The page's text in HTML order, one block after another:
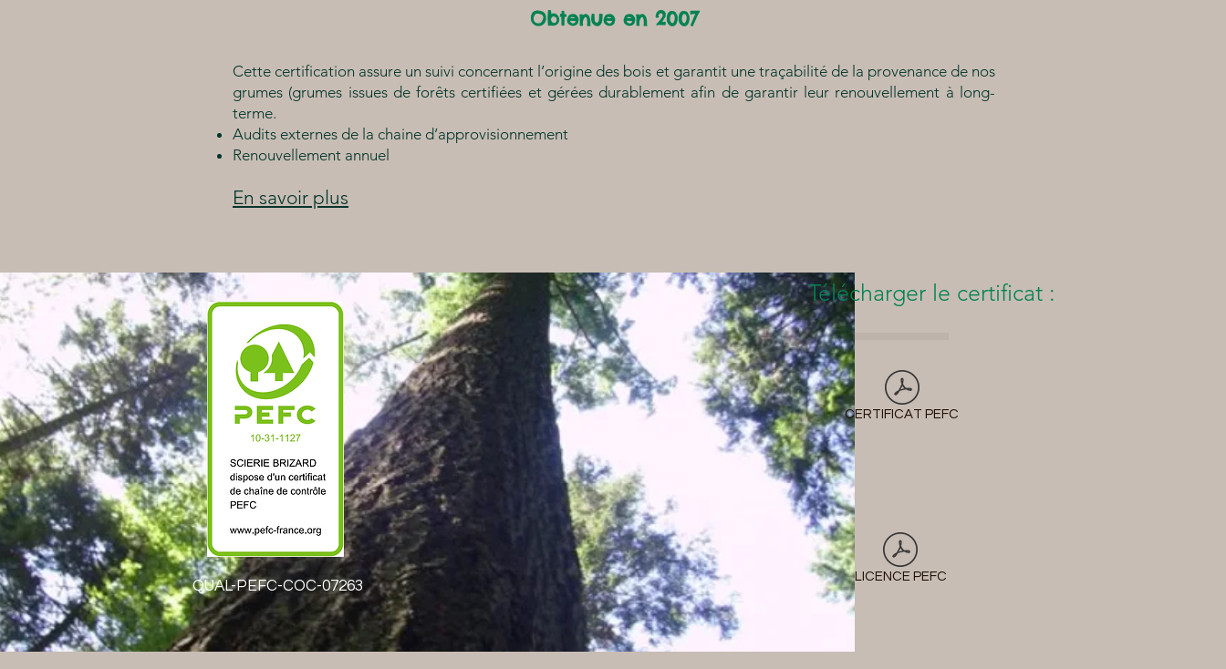
Obtenue en 2007
Cette certification assure un suivi concernant l’origine des bois et garantit une traçabilité de la provenance de nos
grumes (grumes issues de forêts certifiées et gérées durablement afin de garantir leur renouvellement à long-
terme.
Audits externes de la chaine d’approvisionnement
Renouvellement annuel
En savoir plus
Télécharger le certificat :
LICENCE PEFC
CERTIFICAT PEFC
QUAL-PEFC-COC-07263